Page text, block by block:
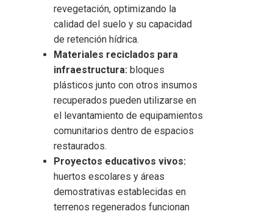
revegetación, optimizando la
calidad del suelo y su capacidad
de retención hídrica.
Materiales reciclados para
infraestructura: bloques
plásticos junto con otros insumos
recuperados pueden utilizarse en
el levantamiento de equipamientos
comunitarios dentro de espacios
restaurados.
Proyectos educativos vivos:
huertos escolares y áreas
demostrativas establecidas en
terrenos regenerados funcionan